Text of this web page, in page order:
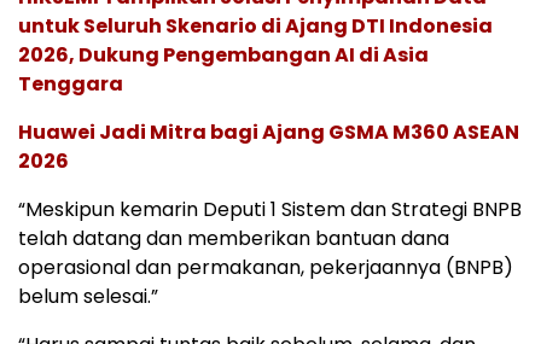
untuk Seluruh Skenario di Ajang DTI Indonesia
2026, Dukung Pengembangan AI di Asia
Tenggara
Huawei Jadi Mitra bagi Ajang GSMA M360 ASEAN
2026
“Meskipun kemarin Deputi 1 Sistem dan Strategi BNPB
telah datang dan memberikan bantuan dana
operasional dan permakanan, pekerjaannya (BNPB)
belum selesai.”